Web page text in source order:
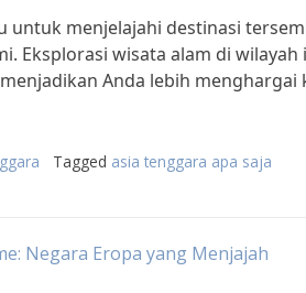
untuk menjelajahi destinasi
Eksplorasi wisata alam di
Anda lebih menghargai
Tagged asia tenggara apa saja
Negara Eropa yang Menjajah